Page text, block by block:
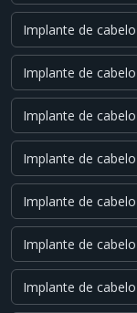
Implante de
Implante de
Implante de
Implante de
Implante de
Implante de
Implante de